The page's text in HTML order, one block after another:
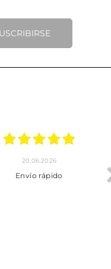
20.06.2026
Envío rápido